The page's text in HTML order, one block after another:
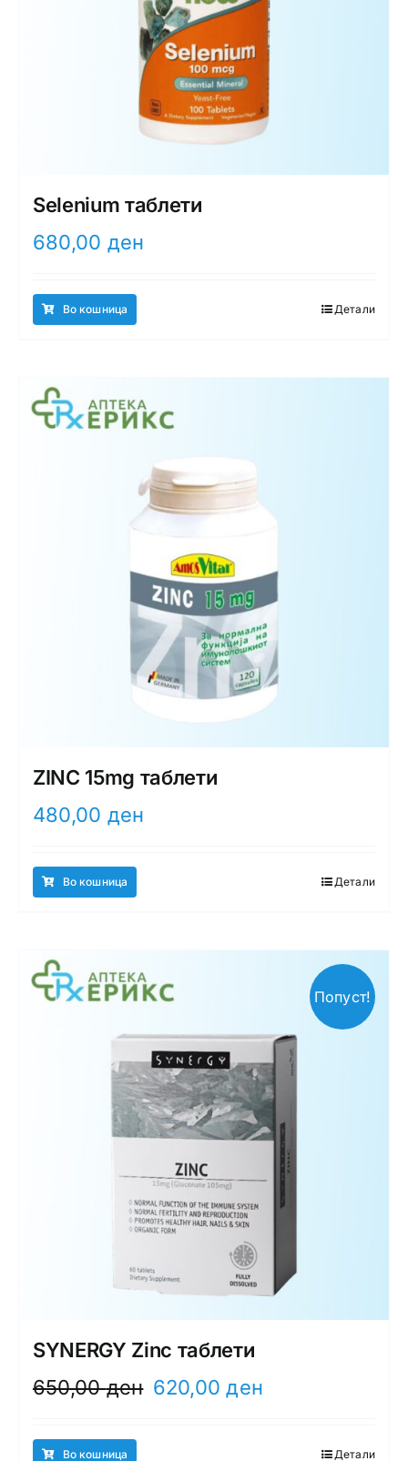
Selenium таблети
680,00 ден
Во кошница Детали
ZINC 15mg таблети
480,00 ден
Во кошница Детали
Попуст!
SYNERGY Zinc таблети
650,00ден Original
620,00ден
620,00 ден.
Во кошница Детали